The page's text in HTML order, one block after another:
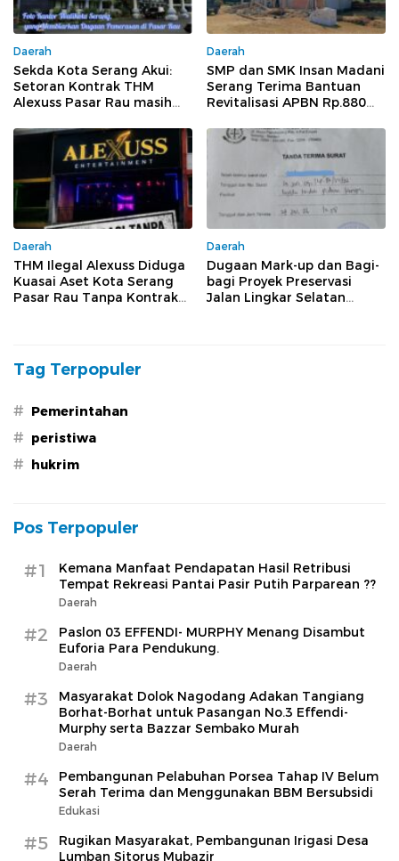
Daerah
Sekda Kota Serang Akui:
Setoran Kontrak THM
Alexuss Pasar Rau masih
Daerah
SMP dan SMK Insan Madani
Serang Terima Bantuan
Revitalisasi APBN Rp.880
Di Bawah Standar
Daerah
THM Ilegal Alexuss Diduga
Kuasai Aset Kota Serang
Pasar Rau Tanpa Kontrak
Daerah
Dugaan Mark-up dan Bagi-
bagi Proyek Preservasi
Jalan Lingkar Selatan
Tag Terpopuler
# Pemerintahan
# peristiwa
# hukrim
Pos Terpopuler
#1
Kemana Manfaat Pendapatan Hasil Retribusi
Tempat Rekreasi Pantai Pasir Putih Parparean ??
Daerah
#2
Paslon 03 EFFENDI- MURPHY Menang Disambut
Euforia Para Pendukung.
Daerah
#3
Masyarakat Dolok Nagodang Adakan Tangiang
Borhat-Borhat untuk Pasangan No.3 Effendi-
Murphy serta Bazzar Sembako Murah
Daerah
#4
Pembangunan Pelabuhan Porsea Tahap IV Belum
Serah Terima dan Menggunakan BBM Bersubsidi
Edukasi
#5
Rugikan Masyarakat, Pembangunan Irigasi Desa
Lumban Sitorus Mubazir